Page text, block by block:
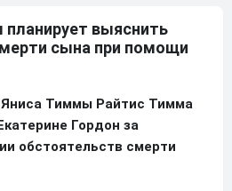
выяснить
сына при помощи
Яниса Тиммы Райтис Тимма
Гордон за
обстоятельств смерти